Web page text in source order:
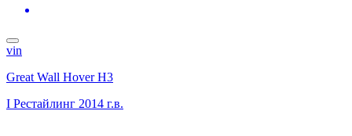
vin
Great Wall Hover H3
I Рестайлинг 2014 г.в.